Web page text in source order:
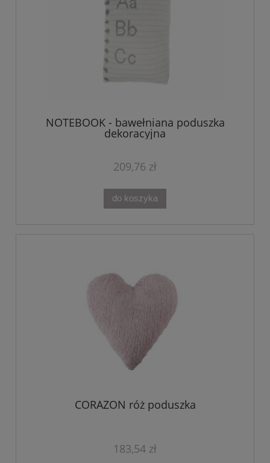
NOTEBOOK - bawełniana poduszka
dekoracyjna
209,76 zł
do koszyka
CORAZON róż poduszka
183,54 zł